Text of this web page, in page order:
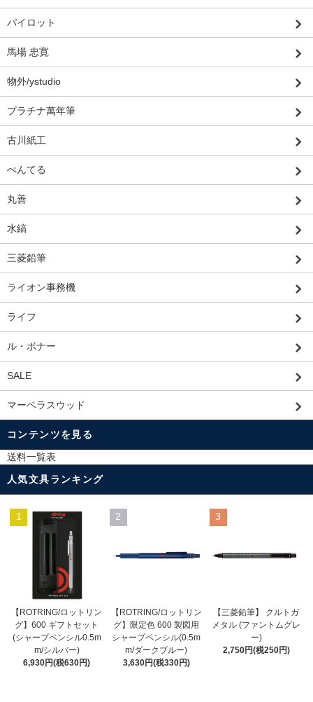
パイロット
馬場 忠寛
物外/ystudio
プラチナ萬年筆
古川紙工
ぺんてる
丸善
水縞
三菱鉛筆
ライオン事務機
ライフ
ル・ボナー
SALE
マーベラスウッド
コンテンツを見る
送料一覧表
人気文具ランキング
1
【ROTRING/ロットリン
グ】600 ギフトセット
(シャープペンシル0.5m
m/シルバー)
6,930円(税630円)
2
【ROTRING/ロットリン
グ】限定色 600 製図用
シャープペンシル(0.5m
m/ダークブルー)
3,630円(税330円)
3
【三菱鉛筆】 クルトガ
メタル (ファントムグレ
ー)
2,750円(税250円)